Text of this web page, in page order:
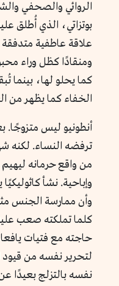
الروائي والصحفي
بوتزاتي، الذي أُطلق
علاقة عاطفية متدفقة
ومنقادًا كظل وراء
كما يحلو لها، بينما
الخفاء كما يظهر من
أنطونيو ليس
ترفضه النساء. لكنه
من واقع حرمانه ليهيم
وإباحية. نشأ
وأن ممارسة الجنس
كلما تملكته صعب
حاجته مع فتيات
لتحرير نفسه من
نفسه بالتزلج بعيدًا